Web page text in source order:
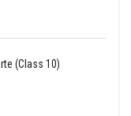
(Class 10)